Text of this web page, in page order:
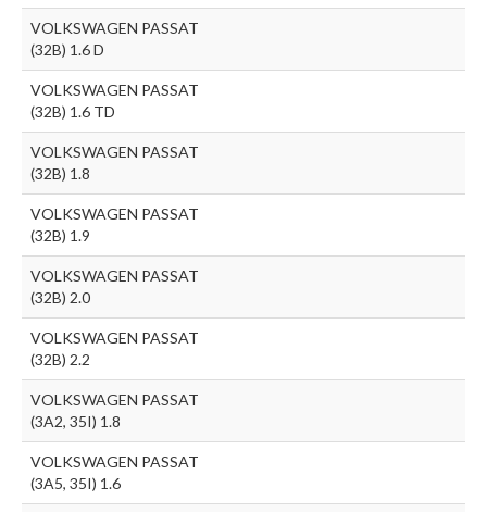
VOLKSWAGEN PASSAT
(32B) 1.6 D
VOLKSWAGEN PASSAT
(32B) 1.6 TD
VOLKSWAGEN PASSAT
(32B) 1.8
VOLKSWAGEN PASSAT
(32B) 1.9
VOLKSWAGEN PASSAT
(32B) 2.0
VOLKSWAGEN PASSAT
(32B) 2.2
VOLKSWAGEN PASSAT
(3A2, 35I) 1.8
VOLKSWAGEN PASSAT
(3A5, 35I) 1.6